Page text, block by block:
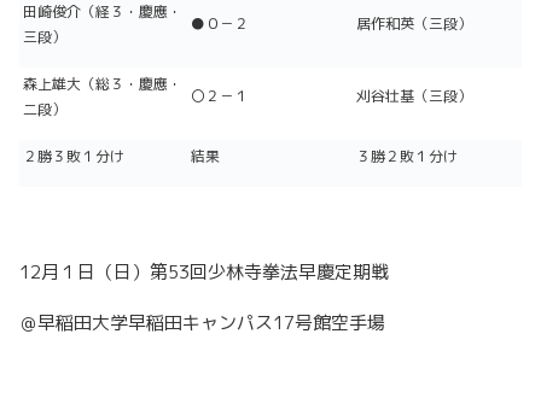
田崎俊介（経３・慶應・
三段）
●０－２ 居作和英（三段）
森上雄大（総３・慶應・
二段）
〇２－１ 刈谷壮基（三段）
２勝３敗１分け 結果 ３勝２敗１分け
12月１日（日）第53回少林寺拳法早慶定期戦
＠早稲田大学早稲田キャンパス17号館空手場